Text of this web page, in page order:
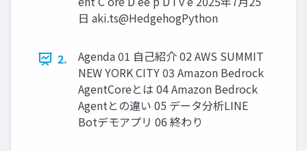
日 aki.ts@HedgehogPython
2.
Agenda 01 自己紹介 02 AWS SUMMIT
NEW YORK CITY 03 Amazon Bedrock
AgentCoreとは 04 Amazon Bedrock
Agentとの違い 05 データ分析LINE
Botデモアプリ 06 終わり